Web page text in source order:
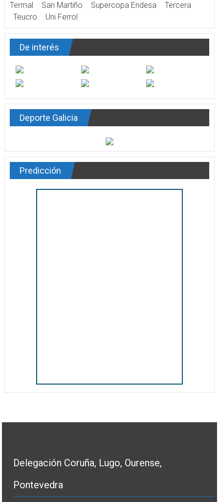
Termal
San Martiño Supercopa Endesa
Tercera
Teucro
Uni Ferrol
De interés
Deporte Galicia
Predicción
Delegación Coruña, Lugo, Ourense,
Pontevedra